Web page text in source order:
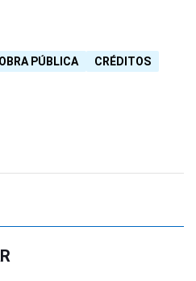
OBRA PÚBLICA
CRÉDITOS